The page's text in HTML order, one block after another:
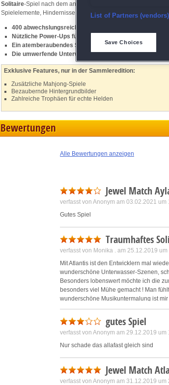
Solitaire-Spiel nach dem anderen, um die dunkelsten Ecken
Spielelemente, Hindernisse, die es zu überwinden gilt. Bis du
400 abwechslungsreiche Solitaire-Decks
Nützliche Power-Ups für ein flottes Spielerlebnis
Ein atemberaubendes Setting mit hochwertigen Grafiken
Die umwerfende Unterwasser-Edition vonJewel Match
Exklusive Features, nur in der Sammleredition:
Zusätzliche Mahjong-Spiele
Bezaubernde Hintergrundbilder
Zahlreiche Trophäen für echte Helden
Bewertungen
Alle Bewertungen anzeigen
Jewel Match
verfasst von Anonym am 03.02.2021 um
Gutes Spiel
Traumhaftes
verfasst von Monika . am 25.12.2019 um
Mit Atlantis ist den Entwicklern mal
wunderschöne Unterwasser-Szenen,
Besonders lobenswert möchte ich die
besonders viel Mühe gemacht ! Man
wunderschöne Musikuntermalung ist
Ich wünsche mir noch viel viel mehr
gutes Spiel
verfasst von Anonym am 29.12.2019 um
Nur schade das allafast gleich sind
Jewel Match
verfasst von Anonym am 31.12.2019 um
Ensure security,
Match and
Show Purposes
List of Partners (vendors)
Save Choices